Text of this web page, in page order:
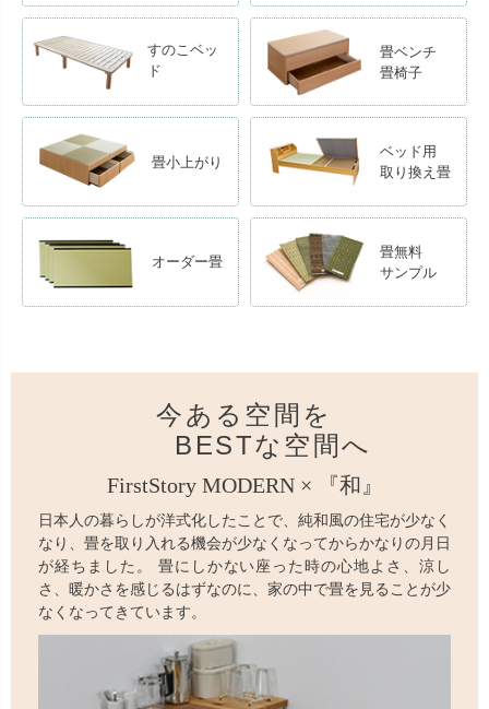
すのこベッ
ド
畳ベンチ
畳椅子
畳小上がり
ベッド用
取り換え畳
オーダー畳
畳無料
サンプル
今ある空間を
BESTな空間へ
FirstStory MODERN × 『和』
日本人の暮らしが洋式化したことで、純和風の住宅が少なく
なり、畳を取り入れる機会が少なくなってからかなりの月日
が経ちました。 畳にしかない座った時の心地よさ、涼し
さ、暖かさを感じるはずなのに、家の中で畳を見ることが少
なくなってきています。